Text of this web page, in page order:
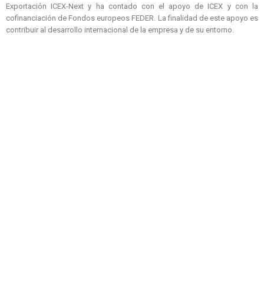
Exportación ICEX-Next y ha contado con el apoyo de ICEX y con la
cofinanciación de Fondos europeos FEDER. La finalidad de este apoyo es
contribuir al desarrollo internacional de la empresa y de su entorno.